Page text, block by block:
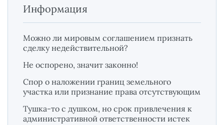
Информация
Можно ли мировым соглашением признать
сделку недействительной?
Не оспорено, значит законно!
Спор о наложении границ земельного
участка или признание права отсутствующим
Тушка-то с душком, но срок привлечения к
административной ответственности истек